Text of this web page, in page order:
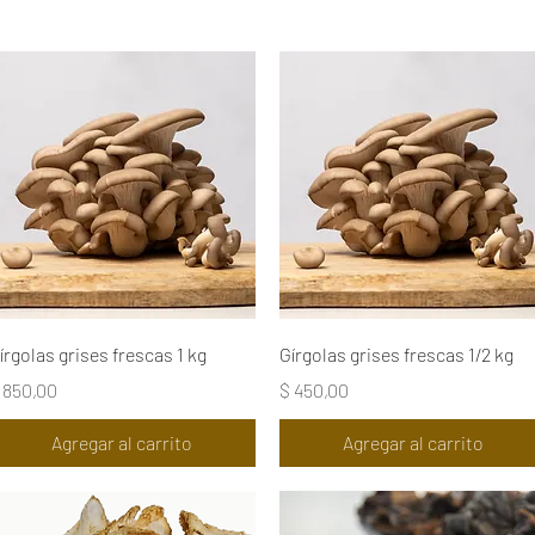
Vista rápida
grises frescas 1 kg
Agregar al carrito
Vista rápida
Gírgolas grises frescas 1/2 kg
Precio
$ 450,00
Agregar al carrito